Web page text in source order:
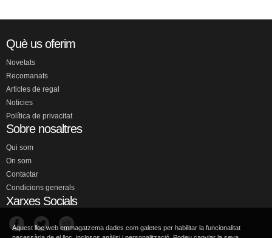
Què us oferim
Novetats
Recomanats
Articles de regal
Noticies
Política de privacitat
Sobre nosaltres
Qui som
On som
Contactar
Condicions generals
Xarxes Socials
Aquest lloc web emmagatzema dades com galetes per habilitar la funcionalitat